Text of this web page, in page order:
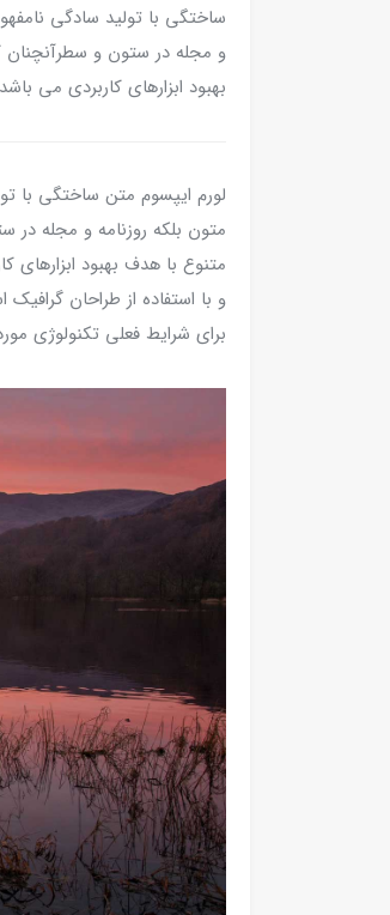
ساختگی با تولید سادگی
و مجله در ستون و سطرآنچنان
بهبود ابزارهای کاربردی می
لورم ایپسوم متن ساختگی با
متون بلکه روزنامه و مجله در
متنوع با هدف بهبود
و با استفاده از طراحان
برای شرایط فعلی تکنولوژی